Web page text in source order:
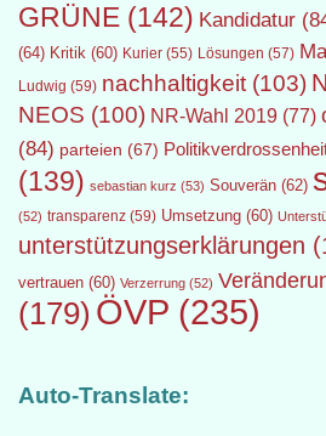
GRÜNE (142) Kandidatur
(64) Kritik (60) Kurier (55) Lösungen (57)
Ludwig (59) nachhaltigkeit (103)
NEOS (100) NR-Wahl 2019 (77)
(84) parteien (67)
(139) sebastian kurz (53) Souverän (62)
(52) transparenz (59) Umsetzung (60)
unterstützungserklärungen
vertrauen (60) Verzerrung (52)
(179) ÖVP (235)
Auto-Translate: